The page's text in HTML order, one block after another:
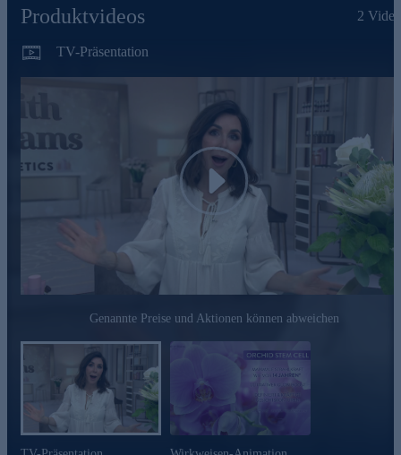
strahlendes sowie gleichmäßigeres Hautbild.
Verwenden Sie die Ampullen entweder als 7-Tage
Intensivbehandlung oder für einen pflegenden
Verwöhnmoment zwischendurch.
Am besten gleich online bestellen!
Produktvideos 2
TV-Präsentation
Play
Genannte Preise und Aktionen können abweichen